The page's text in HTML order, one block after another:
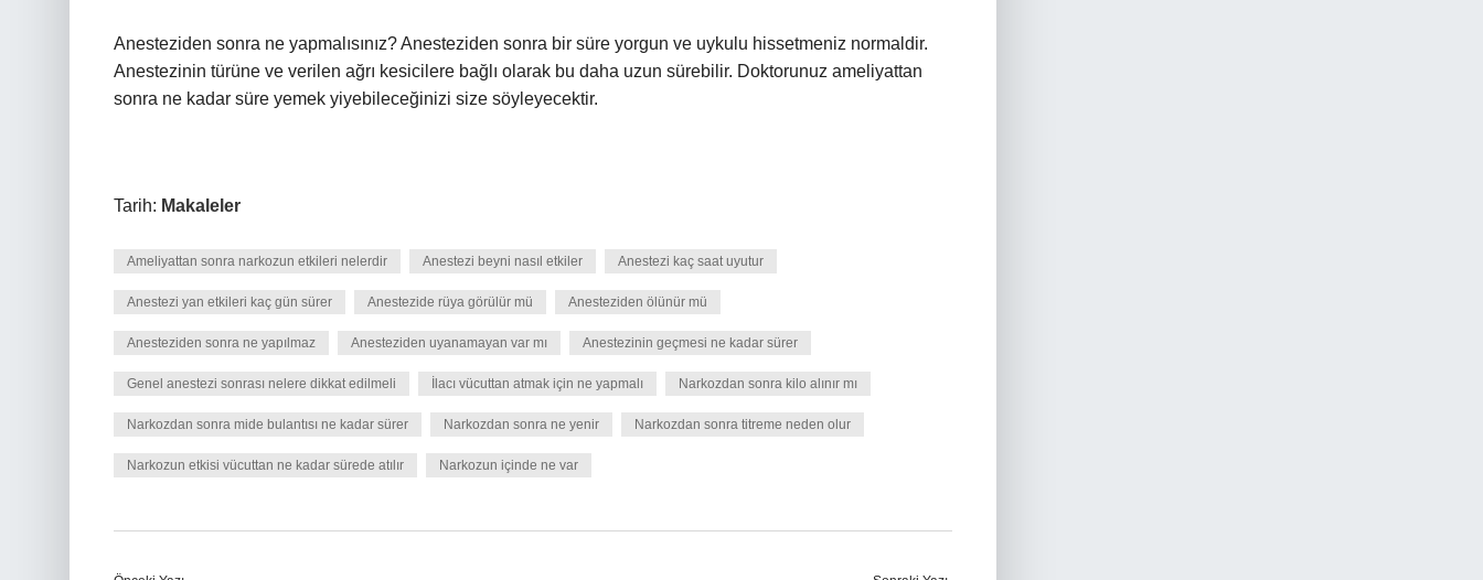
Anesteziden sonra ne yapmalısınız? Anesteziden sonra bir süre yorgun ve uykulu hissetmeniz normaldir.
Anestezinin türüne ve verilen ağrı kesicilere bağlı olarak bu daha uzun sürebilir. Doktorunuz ameliyattan
sonra ne kadar süre yemek yiyebileceğinizi size söyleyecektir.
Tarih: Makaleler
Ameliyattan sonra narkozun etkileri nelerdir Anestezi beyni nasıl etkiler Anestezi kaç saat uyutur
Anestezi yan etkileri kaç gün sürer Anestezide rüya görülür mü Anesteziden ölünür mü
Anesteziden sonra ne yapılmaz Anesteziden uyanamayan var mı Anestezinin geçmesi ne kadar sürer
Genel anestezi sonrası nelere dikkat edilmeli İlacı vücuttan atmak için ne yapmalı Narkozdan sonra kilo alınır mı
Narkozdan sonra mide bulantısı ne kadar sürer Narkozdan sonra ne yenir Narkozdan sonra titreme neden olur
Narkozun etkisi vücuttan ne kadar sürede atılır Narkozun içinde ne var